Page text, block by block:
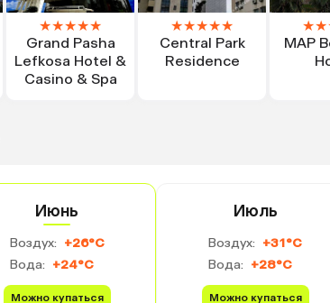
★★★★★
Grand Pasha
Lefkosa Hotel &
Casino & Spa
★★★★★
Central Park
Residence
★★
MAP
Июнь
Воздух: +26°C
Вода: +24°C
Можно купаться
Июль
Воздух: +31°C
Вода: +28°C
Можно купаться